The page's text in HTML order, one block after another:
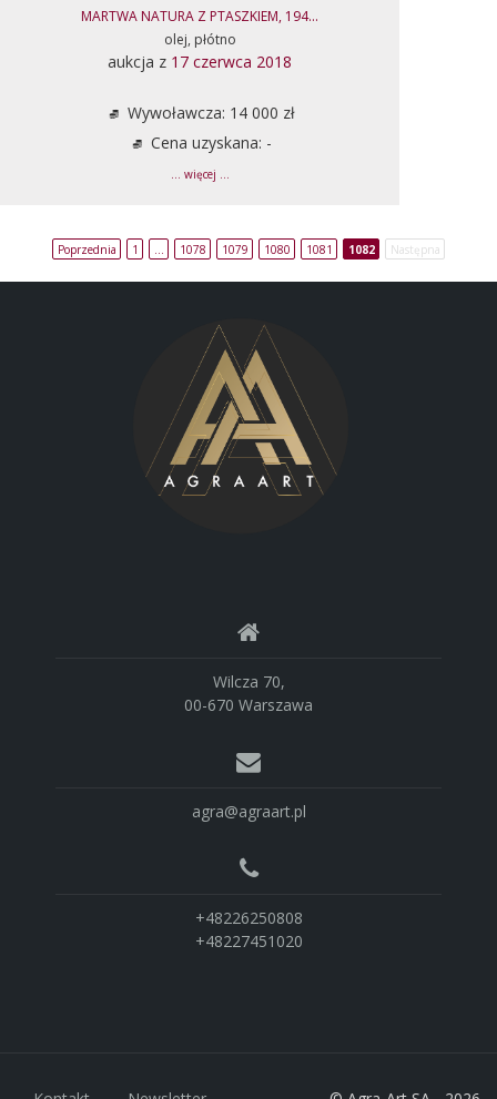
MARTWA NATURA Z PTASZKIEM, 194...
olej, płótno
aukcja z 17 czerwca 2018
Wywoławcza: 14 000 zł
Cena uzyskana: -
... więcej ...
Poprzednia 1 1078 1079 1080 1081 1082 Następna
Wilcza 70,
00-670 Warszawa
agra@agraart.pl
+48226250808
+48227451020